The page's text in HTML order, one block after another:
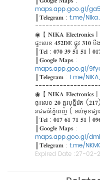
maps.app.goo.gl/
║𝐓𝐞𝐥𝐞𝐠𝐫𝐚𝐦 : t.me/
◉【 𝐍𝐈𝐊𝐀 𝐄𝐥𝐞𝐜𝐭𝐫𝐨𝐧𝐢𝐜𝐬 |
ផ្ទះលេខ 𝟒𝟓𝟐𝐃𝐄 ផ្លូវ 𝟑𝟏𝟎
║𝐓𝐞𝐥 : 𝟎𝟕𝟎 𝟑𝟗 𝟓𝟏 𝟓𝟏 |
║𝐆𝐨𝐨𝐠𝐥𝐞 𝐌𝐚𝐩𝐬 :
maps.app.goo.gl/
║𝐓𝐞𝐥𝐞𝐠𝐫𝐚𝐦 : t.me/
◉【 𝐍𝐈𝐊𝐀 𝐄𝐥𝐞𝐜𝐭𝐫𝐨𝐧𝐢𝐜𝐬
ផ្ទះលេខ 𝟐𝟎 ផ្លូវមុន្នីរ៉េត
រាជធានីភ្នំពេញ ( ទល់មុខផ្ស
║𝐓𝐞𝐥 : 𝟎𝟏𝟕 𝟔𝟏 𝟕𝟏 𝟓𝟏 |
║𝐆𝐨𝐨𝐠𝐥𝐞 𝐌𝐚𝐩𝐬 :
maps.app.goo.gl/
║𝐓𝐞𝐥𝐞𝐠𝐫𝐚𝐦 : t.me/
Expired Date :27-02-